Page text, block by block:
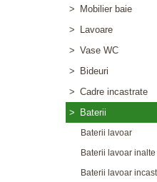
>
Mobilier baie
>
Lavoare
> Vase WC
>
Bideuri
> Cadre incastrate
>
Baterii
Baterii lavoar
Baterii lavoar inalte
Baterii lavoar